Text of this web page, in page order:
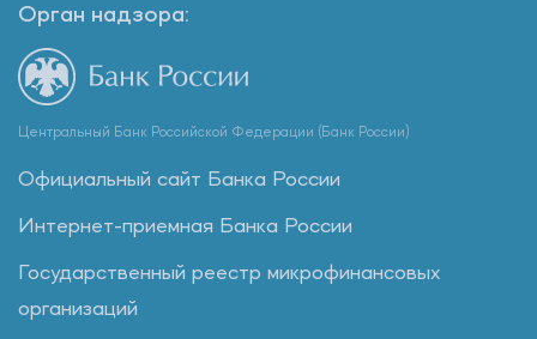
Орган надзора:
Центральный Банк Российской Федерации (Банк России)
Официальный сайт Банка России
Интернет-приемная Банка России
Государственный реестр микрофинансовых
организаций